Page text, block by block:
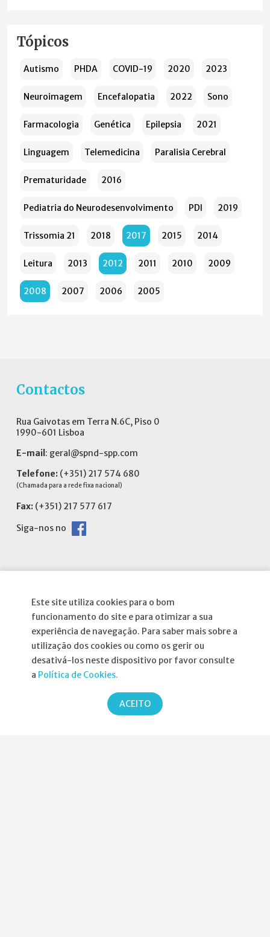
Este site utiliza cookies para o bom
funcionamento do site e para otimizar a sua
experiência de navegação. Para saber mais sobre a
utilização dos cookies ou como os gerir ou
desativá-los neste dispositivo por favor consulte
a Política de Cookies.
ACEITO
Tópicos
Autismo PHDA COVID-19 2020 2023
Neuroimagem Encefalopatia 2022 Sono
Farmacologia Genética Epilepsia 2021
Linguagem Telemedicina Paralisia Cerebral
Prematuridade 2016
Pediatria do Neurodesenvolvimento PDI 2019
Trissomia 21 2018 2017 2015 2014
Leitura 2013 2012 2011 2010 2009
2008 2007 2006 2005
Contactos
Rua Gaivotas em Terra N.6C, Piso 0
1990-601 Lisboa
E-mail : geral@spnd-spp.com
Telefone: (+351) 217 574 680
(Chamada para a rede fixa nacional)
Fax: (+351) 217 577 617
Siga-nos no
Informações
Atribuição da Bolsa SPND
Política de Privacidade